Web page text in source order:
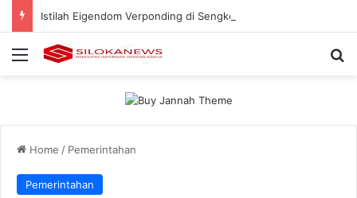
Menu
Home / Pemerintahan
Pemerintahan